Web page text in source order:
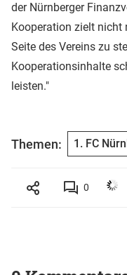
der Nürnberger
Kooperation zielt nicht
Seite des Vereins zu
Kooperationsinhalte
leisten."
Themen: 1. FC
0